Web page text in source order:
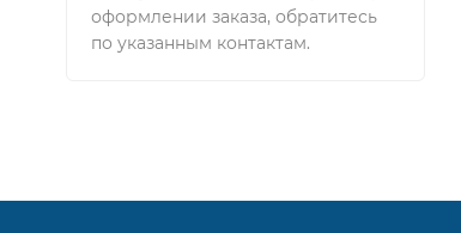
оформлении заказа, обратитесь
по указанным контактам.